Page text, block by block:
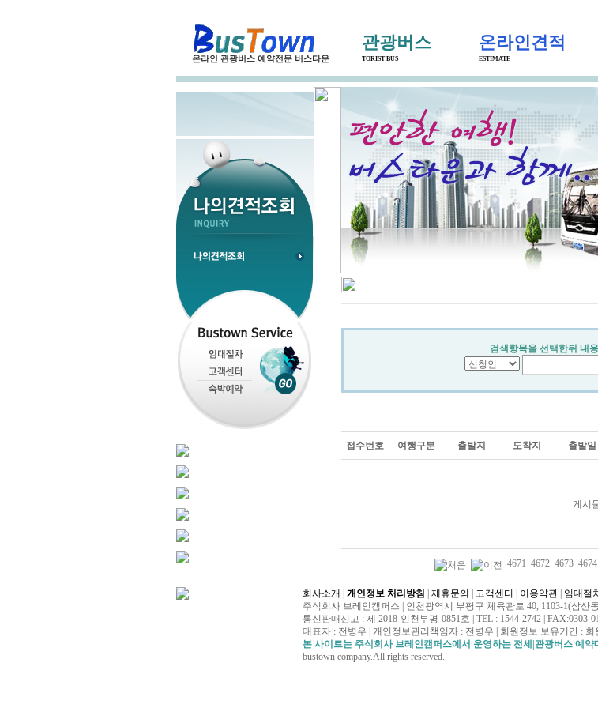
온라인 관광버스 예약전문 버스타운
관광버스
TORIST BUS
온라인견적
ESTIMATE
검색항목을 선택한뒤 내
접수번호
여행구분 출발지 도착지 출발일
게시
4671 4672 4673 4674
회사소개 개인정보 처리방침 제휴문의 고객센터 이용약관 임대절
주식회사 브레인캠퍼스 | 인천광역시 부평구 체육관로 40, 1103-1(삼산
통신판매신고 : 제 2018-인천부평-0851호 | TEL : 1544-2742 | FAX:0303-
대표자 : 전병우 | 개인정보관리책임자 : 전병우 | 회원정보 보유기간 : 회
본 사이트는 주식회사 브레인캠퍼스에서 운영하는 전세|관광버스 예약
bustown company.All rights reserved.